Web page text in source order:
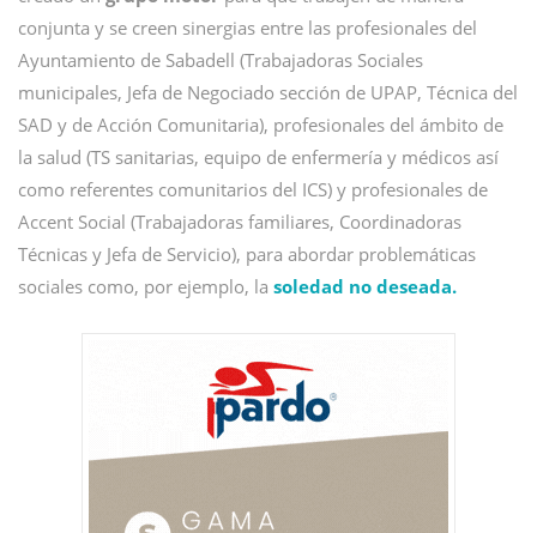
conjunta y se creen sinergias entre las profesionales del
Ayuntamiento de Sabadell (Trabajadoras Sociales
municipales, Jefa de Negociado sección de UPAP, Técnica del
SAD y de Acción Comunitaria), profesionales del ámbito de
la salud (TS sanitarias, equipo de enfermería y médicos así
como referentes comunitarios del ICS) y profesionales de
Accent Social (Trabajadoras familiares, Coordinadoras
Técnicas y Jefa de Servicio), para abordar problemáticas
sociales como, por ejemplo, la soledad no deseada.